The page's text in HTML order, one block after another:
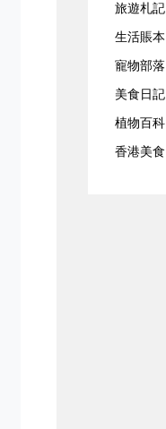
旅遊札記
生活賬本
寵物部落
美食日記
植物百科
香港美食